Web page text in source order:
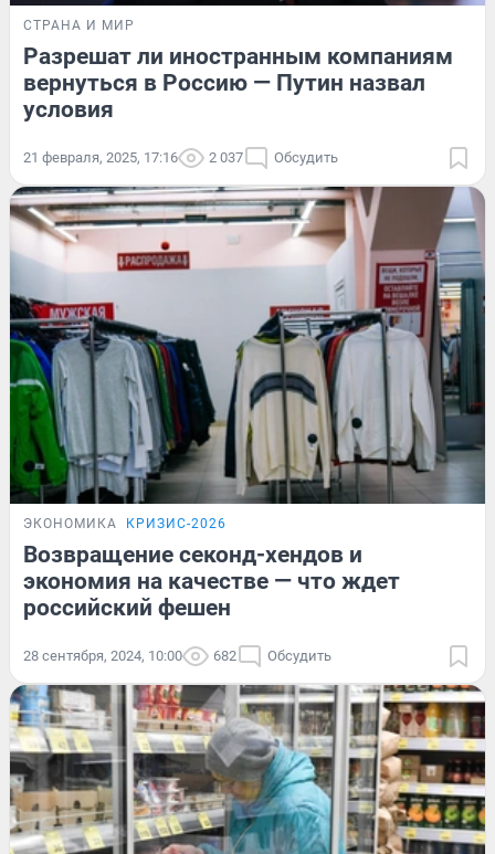
СТРАНА И МИР
Разрешат ли иностранным компаниям
вернуться в Россию — Путин назвал
условия
21 февраля, 2025, 17:16 2 037 Обсудить
ЭКОНОМИКА КРИЗИС-2026
Возвращение секонд-хендов и
экономия на качестве — что ждет
российский фешен
28 сентября, 2024, 10:00 682 Обсудить